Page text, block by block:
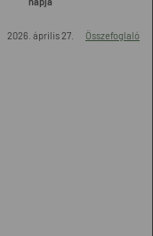
2026. április 27. Összefoglaló